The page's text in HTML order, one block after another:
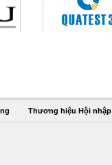
Thương hiệu Hội nhập